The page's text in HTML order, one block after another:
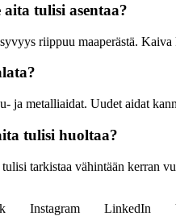
tulisi asentaa?
riippuu maaperästä.
ja metalliaidat. Uudet aidat
tulisi huoltaa?
tarkistaa vähintään kerran
Instagram LinkedIn